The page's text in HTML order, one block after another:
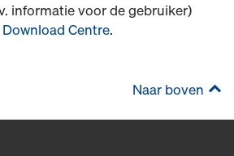
informatie voor de gebruiker)
Centre.
Naar boven